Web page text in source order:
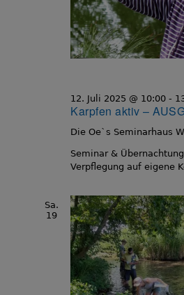
Karpfen aktiv –
12. Juli 2025 @ 10:00 -
Die Oe`s Seminarhaus
Seminar &
Verpflegung auf eigene
Sa.
19